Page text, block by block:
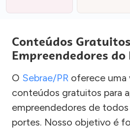
Conteúdos
Empreendedores do
O Sebrae/PR oferece uma
conteúdos gratuitos para
empreendedores de
portes. Nosso objetivo é